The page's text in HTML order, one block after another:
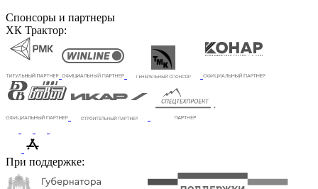
Спонсоры и партнеры
ХК Трактор:
При поддержке: